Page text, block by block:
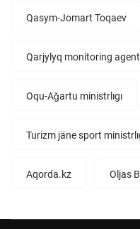
Qasym-Jomart Toqaev
Qarjylyq monitoring
Oqu-Aǧartu ministrlıgı
Turizm jäne sport
Aqorda.kz Oljas